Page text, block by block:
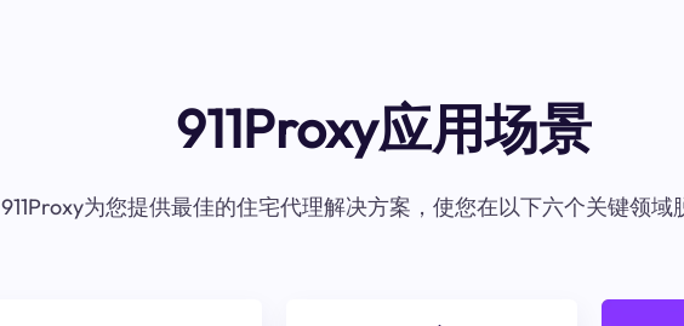
911Proxy应用场景
911Proxy为您提供最佳的住宅代理解决方案，使您在以下六个关键领域